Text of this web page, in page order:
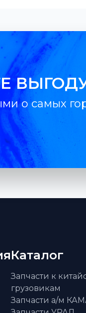
о самых
Каталог
Запчасти к
грузовикам
Запчасти а/м